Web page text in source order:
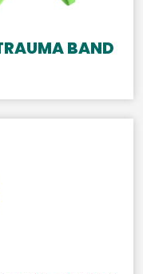
BAND